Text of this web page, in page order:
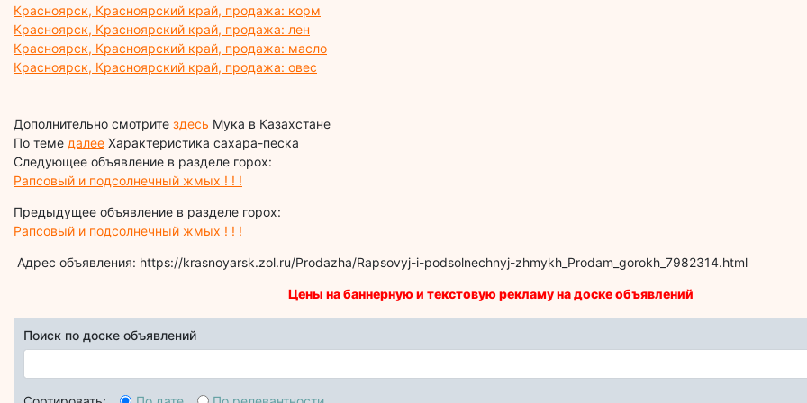
Красноярск, Красноярский край, продажа: корм
Красноярск, Красноярский край, продажа: лен
Красноярск, Красноярский край, продажа: масло
Красноярск, Красноярский край, продажа: овес
Дополнительно смотрите здесь Мука в Казахстане
По теме далее Характеристика сахара-песка
Следующее объявление в разделе горох:
Рапсовый и подсолнечный жмых ! ! !
Предыдущее объявление в разделе горох:
Рапсовый и подсолнечный жмых ! ! !
Адрес объявления: https://krasnoyarsk.zol.ru/Prodazha/Rapsovyj-i-podsolnechnyj-zhmykh_Prodam_gorokh_7982314.html
Цены на баннерную и текстовую рекламу на доске объявлений
Поиск по доске объявлений